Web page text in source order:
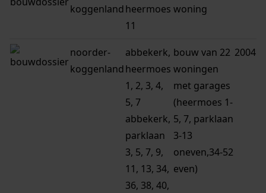
koggenlandheermoes
11
woning
noorder-
koggenland
abbekerk,
heermoes
1, 2, 3, 4,
5, 7
abbekerk,
parklaan
3, 5, 7, 9,
11, 13, 34,
36, 38, 40,
bouw van 22
woningen
met garages
(heermoes 1-
5, 7, parklaan
3-13
oneven,34-52
even)
2004